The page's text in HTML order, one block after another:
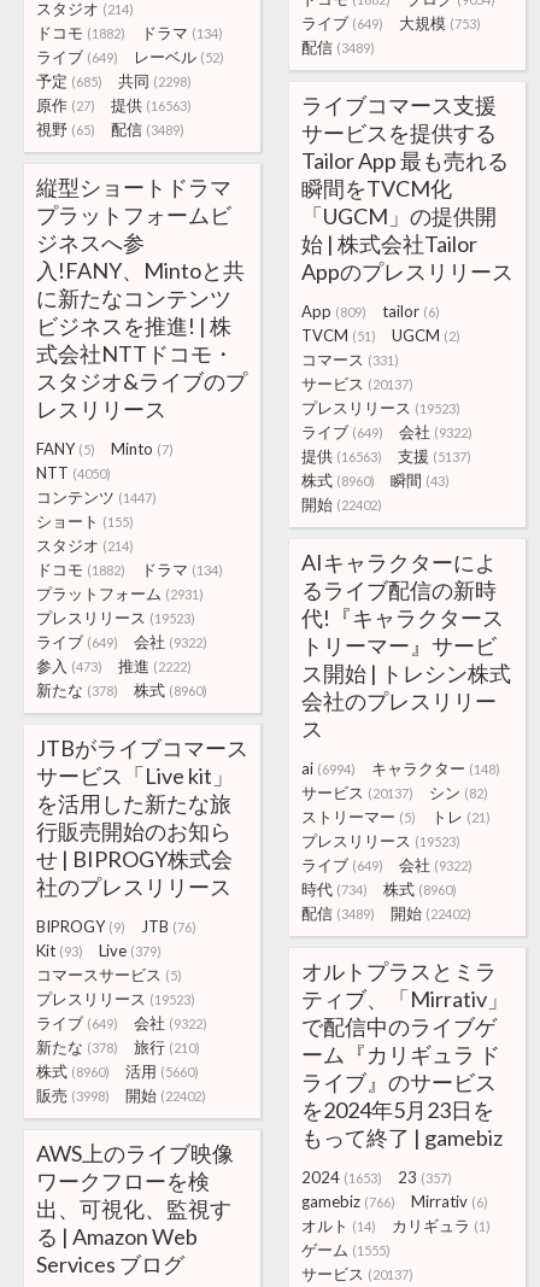
スタジオ (214)
ドコモ (1882) ドラマ (134)
ライブ (649) レーベル (52)
予定 (685) 共同 (2298)
原作 (27) 提供 (16563)
視野 (65) 配信 (3489)
ライブ (649) 大規模 (753)
配信 (3489)
ライブコマース支援
サービスを提供する
Tailor App 最も売れる
瞬間をTVCM化
「UGCM」の提供開
始 | 株式会社Tailor
Appのプレスリリース
App (809) tailor (6)
TVCM (51) UGCM (2)
コマース (331)
サービス (20137)
プレスリリース (19523)
ライブ (649) 会社 (9322)
提供 (16563) 支援 (5137)
株式 (8960) 瞬間 (43)
開始 (22402)
縦型ショートドラマ
プラットフォームビ
ジネスへ参
入!FANY、Mintoと共
に新たなコンテンツ
ビジネスを推進! | 株
式会社NTTドコモ・
スタジオ&ライブのプ
レスリリース
FANY (5) Minto (7)
NTT (4050)
コンテンツ (1447)
ショート (155)
スタジオ (214)
ドコモ (1882) ドラマ (134)
プラットフォーム (2931)
プレスリリース (19523)
ライブ (649) 会社 (9322)
参入 (473) 推進 (2222)
新たな (378) 株式 (8960)
AIキャラクターによ
るライブ配信の新時
代!『キャラクタース
トリーマー』サービ
ス開始 | トレシン株式
会社のプレスリリー
ス
ai (6994) キャラクター (148)
サービス (20137) シン (82)
ストリーマー (5) トレ (21)
プレスリリース (19523)
ライブ (649) 会社 (9322)
時代 (734) 株式 (8960)
配信 (3489) 開始 (22402)
JTBがライブコマース
サービス「Live kit」
を活用した新たな旅
行販売開始のお知ら
せ | BIPROGY株式会
社のプレスリリース
BIPROGY (9) JTB (76)
Kit (93) Live (379)
コマースサービス (5)
プレスリリース (19523)
ライブ (649) 会社 (9322)
新たな (378) 旅行 (210)
株式 (8960) 活用 (5660)
販売 (3998) 開始 (22402)
オルトプラスとミラ
ティブ、「Mirrativ」
で配信中のライブゲ
ーム『カリギュラ ド
ライブ』のサービス
を2024年5月23日を
もって終了 | gamebiz
2024 (1653) 23 (357)
gamebiz (766) Mirrativ (6)
オルト (14) カリギュラ (1)
ゲーム (1555)
サービス (20137)
AWS上のライブ映像
ワークフローを検
出、可視化、監視す
る | Amazon Web
Services ブログ